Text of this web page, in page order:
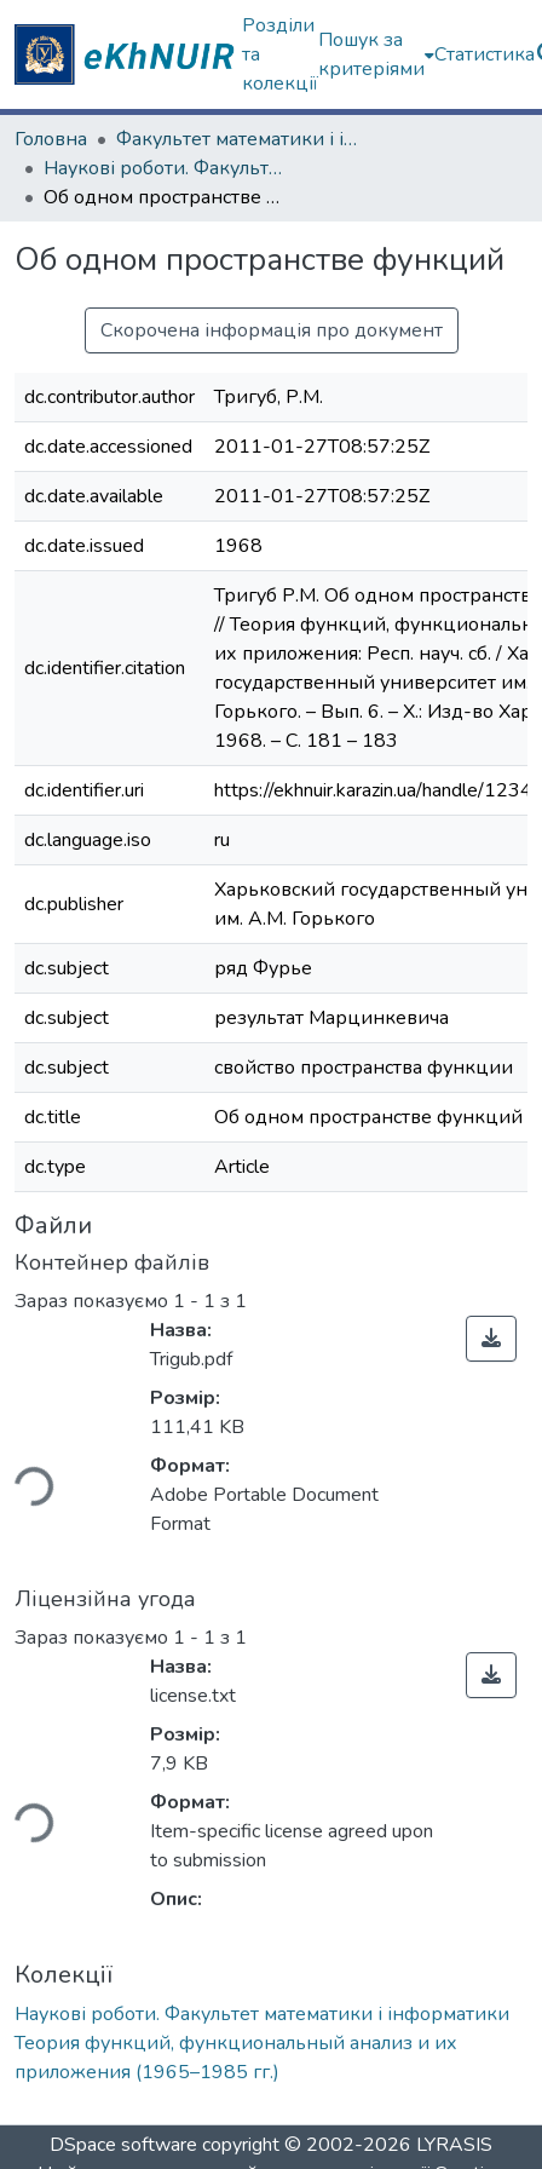
Розділи
та
колекції
Пошук за
критеріями
Статистика
Головна
Факультет математики і інформатики
Наукові роботи. Факультет математики і інформатики
Об одном пространстве функций
Об одном пространстве функций
Скорочена інформація про документ
dc.contributor.author
Тригуб, Р.М.
dc.date.accessioned
2011-01-27T08:57:25Z
dc.date.available
2011-01-27T08:57:25Z
dc.date.issued
1968
dc.identifier.citation
Тригуб Р.М. Об одном
// Теория функций,
их приложения: Респ. науч. сб. /
государственный университет им.
Горького. – Вып. 6. – Х.: Изд-во
1968. – С. 181 – 183
dc.identifier.uri
https://ekhnuir.karazin.ua/handle/
dc.language.iso
ru
dc.publisher
Харьковский государственный
им. А.М. Горького
dc.subject
ряд Фурье
dc.subject
результат Марцинкевича
dc.subject
свойство пространства функции
dc.title
Об одном пространстве функций
dc.type
Article
Файли
Контейнер файлів
Зараз показуємо 1 - 1 з 1
Назва:
Trigub.pdf
Розмір:
111,41 KB
Формат:
Adobe Portable Document
Format
Ліцензійна угода
Зараз показуємо 1 - 1 з 1
Назва:
license.txt
Розмір:
7,9 KB
Формат:
Item-specific license agreed upon
to submission
Опис:
Колекції
Наукові роботи. Факультет математики і інформатики
Теория функций, функциональный анализ и их
приложения (1965–1985 гг.)
DSpace software copyright © 2002-2026 LYRASIS